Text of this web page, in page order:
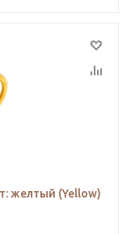
желтый (Yellow)